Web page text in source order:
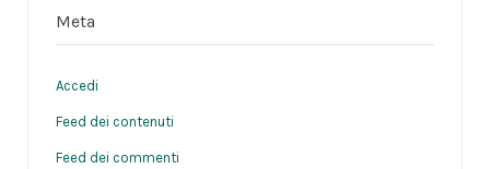
Meta
Accedi
Feed dei contenuti
Feed dei commenti